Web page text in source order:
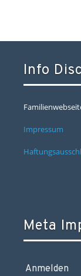
Info
Impressum
Meta
Anmelden